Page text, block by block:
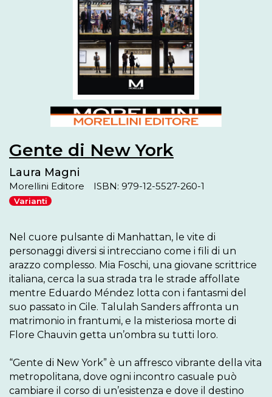
Gente di New York
Laura Magni
Morellini Editore ISBN: 979-12-5527-260-1
Varianti
Nel cuore pulsante di Manhattan, le vite di
personaggi diversi si intrecciano come i fili di un
arazzo complesso. Mia Foschi, una giovane scrittrice
italiana, cerca la sua strada tra le strade affollate
mentre Eduardo Méndez lotta con i fantasmi del
suo passato in Cile. Talulah Sanders affronta un
matrimonio in frantumi, e la misteriosa morte di
Flore Chauvin getta un’ombra su tutti loro.
“Gente di New York” è un affresco vibrante della vita
metropolitana, dove ogni incontro casuale può
cambiare il corso di un’esistenza e dove il destino